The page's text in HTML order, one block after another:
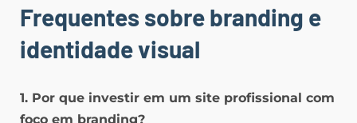
Frequentessobre branding e
identidade visual
1. Por que investir em um site profissional com
foco em branding?